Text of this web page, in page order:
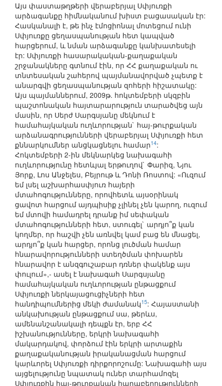
Այս փաստաթղթերի վերաբերյալ Սփյուռքի
արձագանքը հիմնականում խիստ բացասական էր:
Հասկանալի է, թե ինչ էմոցիոնալ մոտեցում ունի
Սփյուռքը ցեղասպանության հետ կապված
հարցերում, և նման արձագանքը կանխատեսելի
էր: Սփյուռքի հասարակական-քաղաքական
շրջանակները գտնում էին, որ ՀՀ քաղաքական ու
տնտեսական շահերով պայմանավորված չպետք է
անարգվի ցեղասպանության զոհերի հիշատակը:
Այս պայմաններում, 2009թ. հոկտեմբերի սկզբին
պաշտոնական հայտարարություն տարածվեց այն
մասին, որ Սերժ Սարգսյանը մեկնում է
համահայկական ուղևորության` հայ-թուրքական
արձանագրությունների վերաբերյալ Սփյուռքի հետ
քննարկումներ անցկացնելու համար14:
Հոկտեմբերի 2-ին մեկնարկեց նախագահի
ուղևորությունը հետևյալ երթուղով` Փարիզ, Նյու
Յորք, Լոս Անջելես, Բեյրութ և Դոնի Ռոստով: «Ուզում
եմ լսել աշխարհասփյուռ հայերի
մտահոգությունները, որովհետև այսօրինակ
ցավոտ հարցում այդպիսիք չլինել չեն կարող, ուզում
եմ մտովի համադրել դրանք իմ սեփական
մտահոգությունների հետ, ստուգել` արդյո՞ք կան
կողմեր, որ հաշվի չեն առնվել կամ բաց են մնացել,
արդյո՞ք կան հարցեր, որոնց լուծման համար
հնարավորությունների ստեղծման փոխարեն
հնարավոր է անզգուշաբար դռներ փակենք այս
փուլում»,- ասել է նախագահ Սարգսյանը
համահայկական ուղևորության ընթացքում
Սփյուռքի ներկայացուցիչների հետ
հանդիպումներից մեկի ժամանակ15: Հայաստանի
անկախության ընթացքում սա, թերևս,
ամենանշանակալի դեպքն էր, երբ ՀՀ
իշխանությունները, երկրի նախագահի
մակարդակով, փորձում էին երկրի արտաքին
քաղաքականության իրականացման հարցում
կարևորել Սփյուռքի դիրքորոշումը: Նախագահի այս
այցելությունը նպատակ ուներ տարհամոզել
Սփյուռքին հայ-թուրքական հարաբերությունների